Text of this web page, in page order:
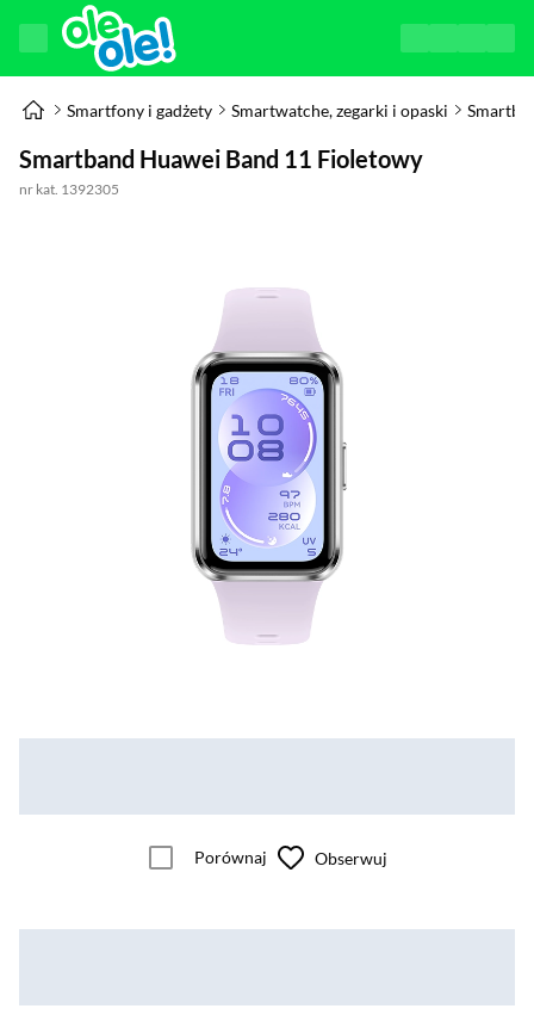
Smartfony i gadżety Smartwatche, zegarki i opaski
Smartband Huawei Band 11 Fioletowy
nr kat. 1392305
Porównaj Obserwuj